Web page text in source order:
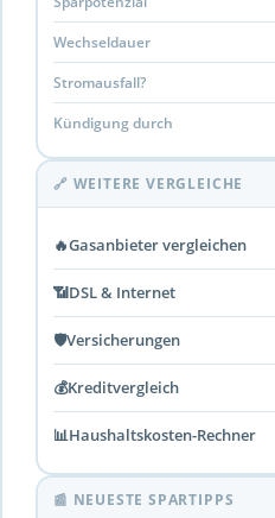
Wechseldauer
Stromausfall?
Kündigung durch
🔗 WEITERE VERGLEICHE
🔥Gasanbieter vergleichen
📶DSL & Internet
🛡️Versicherungen
💰Kreditvergleich
📊Haushaltskosten-Rechner
📰 NEUESTE SPARTIPPS